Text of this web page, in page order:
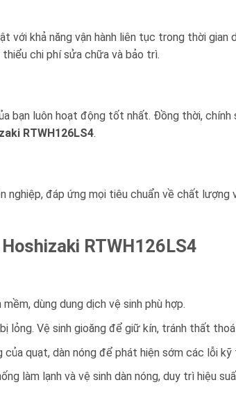
với khả năng vận hành liên tục trong thời gian
thiểu chi phí sửa chữa và bảo trì.
bạn luôn hoạt động tốt nhất. Đồng thời, chính
RTWH126LS4.
nghiệp, đáp ứng mọi tiêu chuẩn về chất
RTWH126LS4
dùng dung dịch vệ sinh phù hợp.
lỏng. Vệ sinh gioăng để giữ kín, tránh thất
quạt, dàn nóng để phát hiện sớm các lỗi kỹ
làm lạnh và vệ sinh dàn nóng, duy trì hiệu